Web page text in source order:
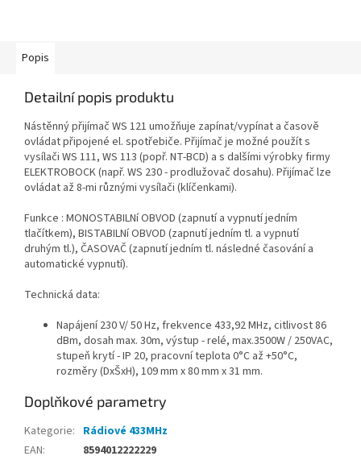
Popis
Detailní popis produktu
Nástěnný přijímač WS 121 umožňuje zapínat/vypínat a časově
ovládat připojené el. spotřebiče. Přijímač je možné použít s
vysílači WS 111, WS 113 (popř. NT-BCD) a s dalšími výrobky firmy
ELEKTROBOCK (např. WS 230 - prodlužovač dosahu). Přijímač lze
ovládat až 8-mi různými vysílači (klíčenkami).
Funkce : MONOSTABILNí OBVOD (zapnutí a vypnutí jedním
tlačítkem), BISTABILNí OBVOD (zapnutí jedním tl. a vypnutí
druhým tl.), ČASOVAČ (zapnutí jedním tl. následné časování a
automatické vypnutí).
Technická data:
Napájení 230 V/ 50 Hz, frekvence 433,92 MHz, citlivost 86
dBm, dosah max. 30m, výstup - relé, max.3500W / 250VAC,
stupeň krytí - IP 20, pracovní teplota 0°C až +50°C,
rozměry (DxŠxH), 109 mm x 80 mm x 31 mm.
Doplňkové parametry
Kategorie: Rádiové 433MHz
EAN: 8594012222229